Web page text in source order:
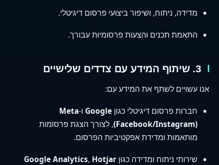
מדידה, ניתוח, ושיפור ביצועי פרסום דיגיטלי.
התאמת תכנים והצעות פרסומיות עבורך.
3. שיתוף המידע עם צדדים שלישיים
אנו עשויים לשתף את המידע עם:
חברות פרסום דיגיטלי כגון Google ו-Meta
(Facebook/Instagram), לצורך הצגת פרסומות
מותאמות ומדידת אפקטיביות הפרסום.
שירותי ניתוח ומדידה כגון Google Analytics, Hotjar